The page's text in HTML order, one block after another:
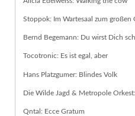
Stoppok: Im Wartesaal zum großen
Bernd Begemann: Du wirst Dich
Tocotronic: Es ist egal, aber
Hans Platzgumer: Blindes Volk
Die Wilde Jagd & Metropole
Qntal: Ecce Gratum